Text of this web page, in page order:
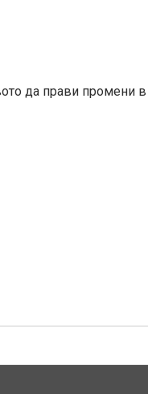
да прави промени